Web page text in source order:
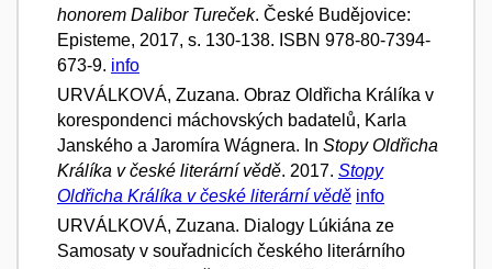
honorem Dalibor Tureček. České Budějovice:
Episteme, 2017, s. 130-138. ISBN 978-80-7394-
673-9. info
URVÁLKOVÁ, Zuzana. Obraz Oldřicha Králíka v
korespondenci máchovských badatelů, Karla
Janského a Jaromíra Wágnera. In Stopy Oldřicha
Králíka v české literární vědě. 2017. Stopy
Oldřicha Králíka v české literární vědě info
URVÁLKOVÁ, Zuzana. Dialogy Lúkiána ze
Samosaty v souřadnicích českého literárního